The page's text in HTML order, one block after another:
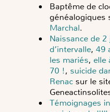
Baptême de
généalogiques
Marchal.
Naissance de
d’intervalle,49
les mariés,elle
70 !, suicide
Renac sur le
Témoignages